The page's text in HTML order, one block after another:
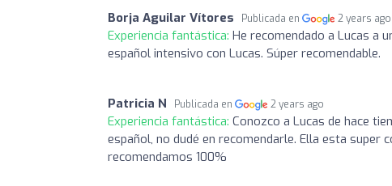
Borja Aguilar Vítores Publicada en 2 years ago
Experiencia fantástica: He recomendado a Lucas a
español intensivo con Lucas. Súper recomendable.
Patricia N Publicada en 2 years ago
Experiencia fantástica: Conozco a Lucas de hace
español, no dudé en recomendarle. Ella esta
recomendamos 100%